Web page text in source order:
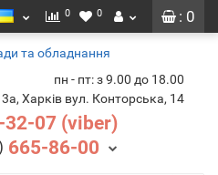
: 0
0 0
пн - пт: з 9.00 до 18.00
Харків вул. Конторська, 14
32-07 (viber)
665-86-00